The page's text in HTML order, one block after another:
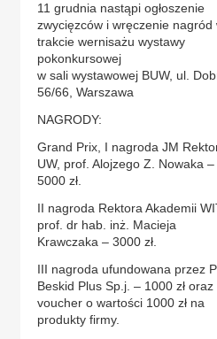
11 grudnia nastąpi ogłoszenie
zwycięzców i wręczenie nagród
trakcie wernisażu wystawy
pokonkursowej
w sali wystawowej BUW, ul.
56/66, Warszawa
NAGRODY:
Grand Prix, I nagroda JM
UW, prof. Alojzego Z. Nowaka –
5000 zł.
II nagroda Rektora Akademii
prof. dr hab. inż. Macieja
Krawczaka – 3000 zł.
III nagroda ufundowana przez
Beskid Plus Sp.j. – 1000 zł oraz
voucher o wartości 1000 zł na
produkty firmy.